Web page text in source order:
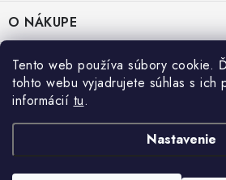
Tento web používa súbory cookie.
tohto webu vyjadrujete súhlas s ich
informácií tu.
Nastavenie
e
VEJU s.r.o.
Janka Kráľa 1059/82
Nitra 94901
IČO: 54577161
IČ DPH: SK2121721426
+421 944 559 421
MAIL:veju@veju.sk
O NÁKUPE
Kontakty
PRÁVNE INFORMÁCIE
Obchodné podmienky
Ochrana osobných údajov
Odstúpenie od zmluvy